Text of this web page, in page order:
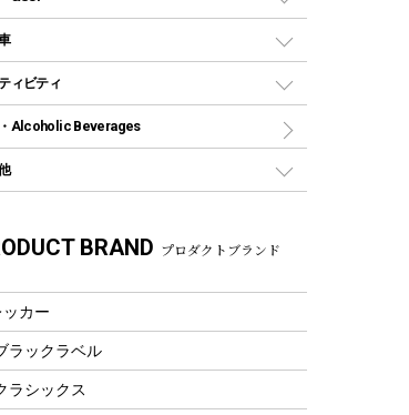
ポール
ランドシート
ール
、アミ
火台&ストーブ
こし
ベキューツール
・着火剤・炭
キングツール
フ
ラリー
カップ、カップ
ドボトル
ヒー&ミル
ー
ズニーボトル
剤
ュック、バックパック
トートバッグ、サコッシュ
ョッピングキャリー
他アウトドア雑貨
イン
ール、他
フレータブル
ック
ル
メット
セサリー
たたみ自転車
ーツサイクル
ィサイクル
車用アクセサリー
車ウェア
ィビティ
ン
ッシュガード
ント
ローティングベスト
ルメット
エアーポンプ
Alcoholic Beverages
んぽ BRAND プロダクトブランド
ッカー
ラックラベル
ラシックス